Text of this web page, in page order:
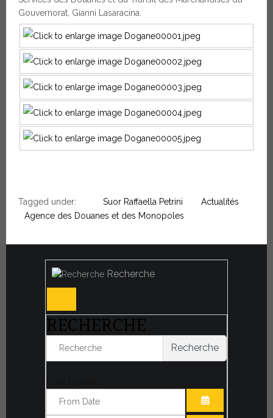
Gouvernorat, Gianni Lasaracina.
Tagged under: Suor Raffaella Petrini
Actualités
Agence des Douanes et des Monopoles
Recherche
RECHERCHE
Recherche